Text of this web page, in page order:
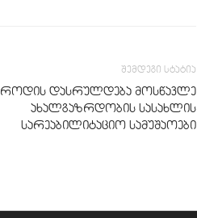
შემდეგი სტატია
როდის დასრულდება მოსწავლე
ახალგაზრდობის სასახლის
სარეაბილიტაციო სამუშაოები